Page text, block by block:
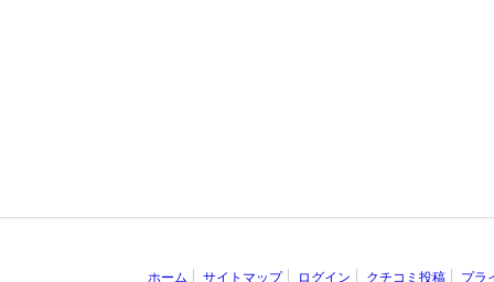
ホーム サイトマップ ログイン クチコミ投稿 プラ